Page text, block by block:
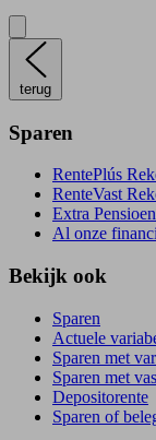
terug
Sparen
RentePlús
RenteVast
Extra
Al onze
Bekijk ook
Sparen
Actuele
Sparen met
Sparen met
Depositorente
Sparen of